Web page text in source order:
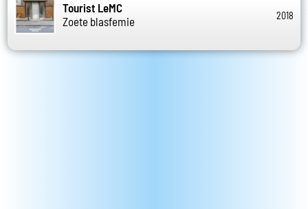
Tourist LeMC
Zoete blasfemie
2018